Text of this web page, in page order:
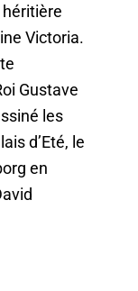
Victoria.
Gustave
les
d’Eté, le
en